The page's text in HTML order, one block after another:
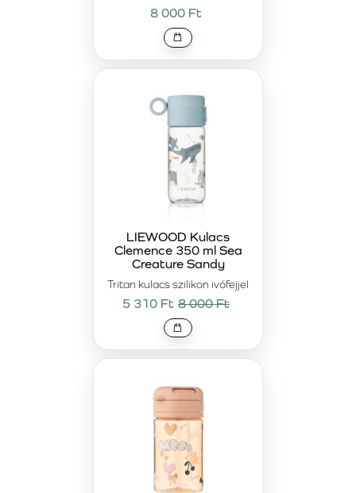
8 000 Ft
Tritan kulacs szilikon ivófejjel
LIEWOOD Kulacs
Clemence 350 ml Sea
Creature Sandy
5 310 Ft 8 000 Ft